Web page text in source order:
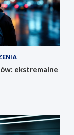
ekstremalne